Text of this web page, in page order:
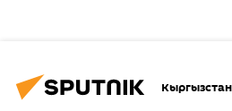
Кыргызстан